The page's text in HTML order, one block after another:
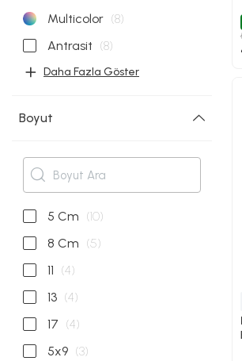
Multicolor (8)
Antrasit (8)
Daha Fazla Göster
Boyut
5 Cm (10)
8 Cm (5)
11 (4)
13 (4)
17 (4)
5x9 (3)